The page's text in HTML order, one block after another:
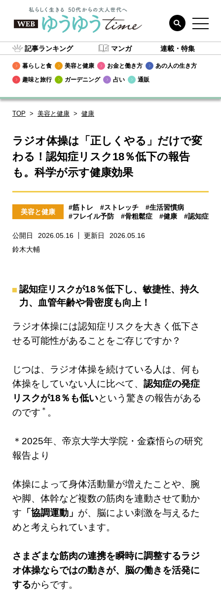
記事ランキング マンガ 連載・特集
暮らしと食 美容と健康 お金と働き方
あの人の生き方
趣味と旅行
ガーデニング 占い 通販
TOP 美容と健康 健康
ラジオ体操は「正しくやる」だけで変
わる！認知症リスク18％低下の報告
も。科学が示す健康効果
美容と健康
#筋トレ #ストレッチ
#生活習慣病
#フレイル予防
#骨粗鬆症 #健康 #認知症
公開日 2026.05.16 更新日
2026.05.16
鈴木大輔
認知症リスクが18％低下し、敏捷性、持久
力、血管年齢や骨密度も向上！
ラジオ体操には認知症リスクを大きく低下さ
せる可能性があることをご存じですか？
じつは、ラジオ体操を続けている人は、何も
体操をしていない人に比べて、 認知症の発症
リスクが18％も低いという驚きの報告がある
のです ＊ 。
＊2025年、帝京大学大学院・金森悟らの研究
報告より
体操によって身体活動量が増えたことや、腕
や脚、体幹など複数の筋肉を連動させて動か
す 「協調運動」 が、脳によい刺激を与えるた
めと考えられています。
さまざまな筋肉の連携を瞬時に調整するラジ
オ体操ならではの動きが、脳の働きを活発に
するからです。